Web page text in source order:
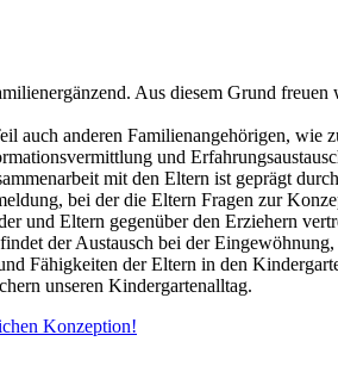
Aus diesem Grund
auch anderen Familienangehörigen,
und
mit den Eltern ist geprägt
bei der die Eltern Fragen zur
und Eltern gegenüber den Erziehern
der Austausch bei der
Fähigkeiten der Eltern in den
unseren Kindergartenalltag.
Konzeption!